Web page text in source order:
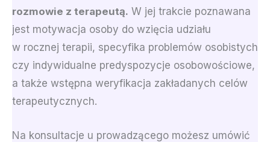
rozmowie z terapeutą. W jej trakcie poznawana
jest motywacja osoby do wzięcia udziału
w rocznej terapii, specyfika problemów osobistych
czy indywidualne predyspozycje osobowościowe,
a także wstępna weryfikacja zakładanych celów
terapeutycznych.
Na konsultacje u prowadzącego możesz umówić